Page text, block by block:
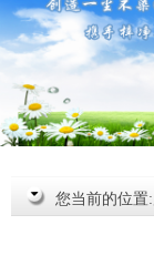
您当前的位置: